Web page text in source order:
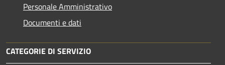
Personale Amministrativo
Documenti e dati
CATEGORIE DI SERVIZIO